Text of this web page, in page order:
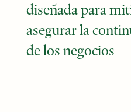
diseñada para
asegurar la
de los negocios